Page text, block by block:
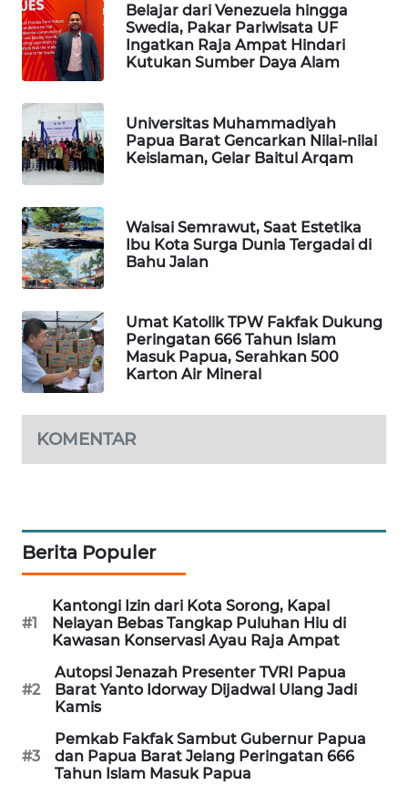
Belajar dari Venezuela hingga
Swedia, Pakar Pariwisata UF
Ingatkan Raja Ampat Hindari
Kutukan Sumber Daya Alam
Universitas Muhammadiyah
Papua Barat Gencarkan Nilai-nilai
Keislaman, Gelar Baitul Arqam
Waisai Semrawut, Saat Estetika
Ibu Kota Surga Dunia Tergadai di
Bahu Jalan
Umat Katolik TPW Fakfak Dukung
Peringatan 666 Tahun Islam
Masuk Papua, Serahkan 500
Karton Air Mineral
KOMENTAR
Berita Populer
#1
Kantongi Izin dari Kota Sorong, Kapal
Nelayan Bebas Tangkap Puluhan Hiu di
Kawasan Konservasi Ayau Raja Ampat
#2
Autopsi Jenazah Presenter TVRI Papua
Barat Yanto Idorway Dijadwal Ulang Jadi
Kamis
#3
Pemkab Fakfak Sambut Gubernur Papua
dan Papua Barat Jelang Peringatan 666
Tahun Islam Masuk Papua
PORTAL
KONSUMEN
FORWAMKI
ALPERKLINAS
TAMBANG
NEWS
SITUNGIR
NEWS
SIDIKALANG
SIBARAGAS
NEWS
SIANTAR
NEWS
METRO
MEDAN
NEWS
METRO
JAKARTA
KRT